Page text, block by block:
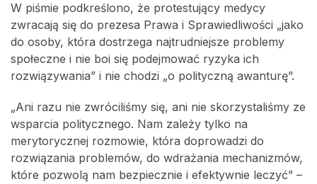
W piśmie podkreślono, że protestujący medycy
zwracają się do prezesa Prawa i Sprawiedliwości „jako
do osoby, która dostrzega najtrudniejsze problemy
społeczne i nie boi się podejmować ryzyka ich
rozwiązywania” i nie chodzi „o polityczną awanturę”.
„Ani razu nie zwróciliśmy się, ani nie skorzystaliśmy ze
wsparcia politycznego. Nam zależy tylko na
merytorycznej rozmowie, która doprowadzi do
rozwiązania problemów, do wdrażania mechanizmów,
które pozwolą nam bezpiecznie i efektywnie leczyć” –